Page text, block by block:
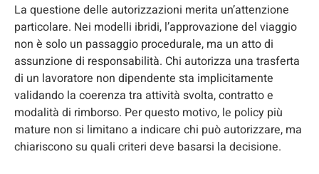
La questione delle autorizzazioni merita un’attenzione
particolare. Nei modelli ibridi, l’approvazione del viaggio
non è solo un passaggio procedurale, ma un atto di
assunzione di responsabilità. Chi autorizza una trasferta
di un lavoratore non dipendente sta implicitamente
validando la coerenza tra attività svolta, contratto e
modalità di rimborso. Per questo motivo, le policy più
mature non si limitano a indicare chi può autorizzare, ma
chiariscono su quali criteri deve basarsi la decisione.